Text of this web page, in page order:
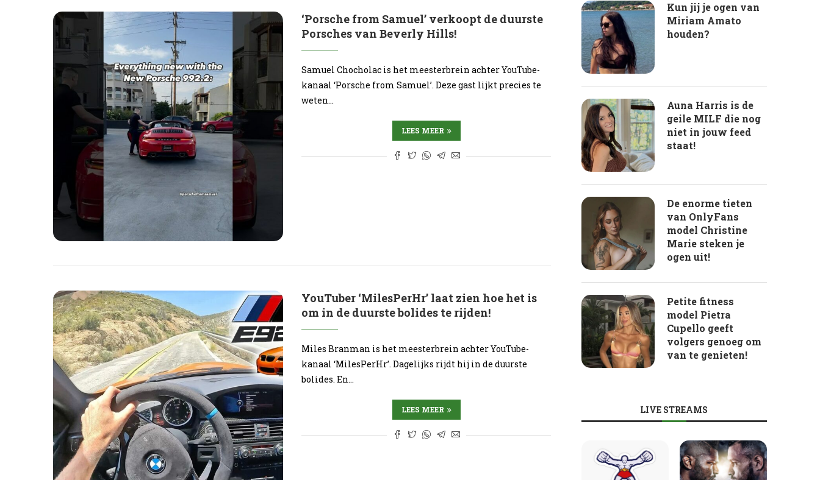
‘Porsche from Samuel’ verkoopt de duurste
Porsches van Beverly Hills!
Samuel Chocholac is het meesterbrein achter YouTube-
kanaal ‘Porsche from Samuel’. Deze gast lijkt precies te
weten…
LEES MEER
YouTuber ‘MilesPerHr’ laat zien hoe het is
om in de duurste bolides te rijden!
Miles Branman is het meesterbrein achter YouTube-
kanaal ‘MilesPerHr’. Dagelijks rijdt hij in de duurste
bolides. En…
LEES MEER
Kun jij je ogen van
Miriam Amato
houden?
Auna Harris is de
geile MILF die nog
niet in jouw feed
staat!
De enorme tieten
van OnlyFans
model Christine
Marie steken je
ogen uit!
Petite fitness
model Pietra
Cupello geeft
volgers genoeg om
van te genieten!
LIVE STREAMS